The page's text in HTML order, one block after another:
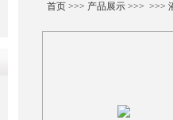
首页>>> 产品展示>>> >>>